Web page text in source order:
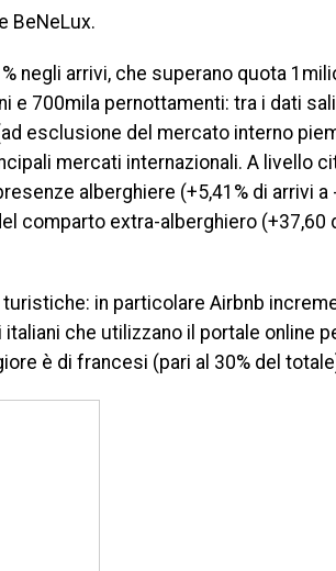
BeNeLux.
negli arrivi, che superano quota
e 700mila pernottamenti: tra i dati
esclusione del mercato interno
mercati internazionali. A livello
alberghiere (+5,41% di arrivi a
comparto extra-alberghiero (+37,60
in particolare Airbnb
che utilizzano il portale online
è di francesi (pari al 30% del